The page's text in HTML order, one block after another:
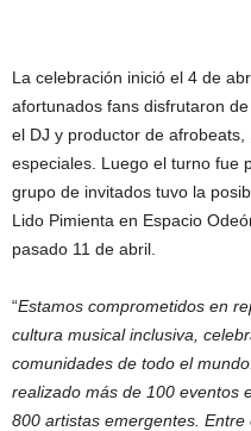
La celebración inició el 4 de
afortunados fans disfrutaron
el DJ y productor de
especiales. Luego el turno fue
grupo de invitados tuvo la
Lido Pimienta en Espacio
pasado 11 de abril.
“Estamos comprometidos en
cultura musical inclusiva,
comunidades de todo el
realizado más de 100 eventos
800 artistas emergentes.